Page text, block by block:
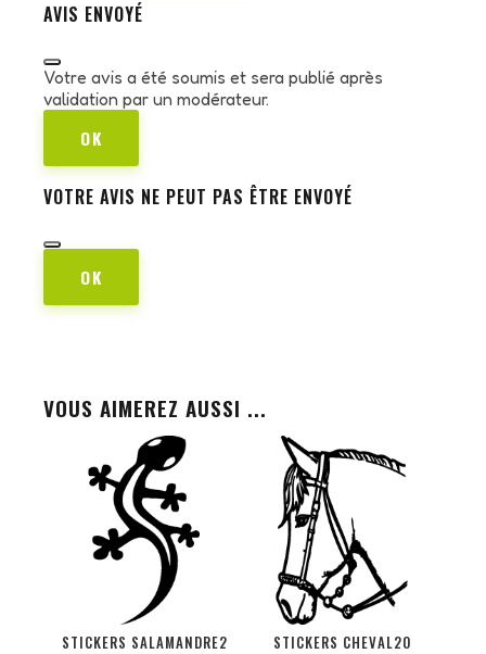
AVIS ENVOYÉ
Votre avis a été soumis et sera publié après
validation par un modérateur.
OK
VOTRE AVIS NE PEUT PAS ÊTRE ENVOYÉ
OK
VOUS AIMEREZ AUSSI ...
STICKERS SALAMANDRE2
PERSONNALISER
STICKERS CHEVAL20
PERSONNALISER